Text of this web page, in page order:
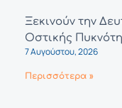
Ξεκινούν την
Οστικής
7 Αυγούστου, 2026
Περισσότερα »